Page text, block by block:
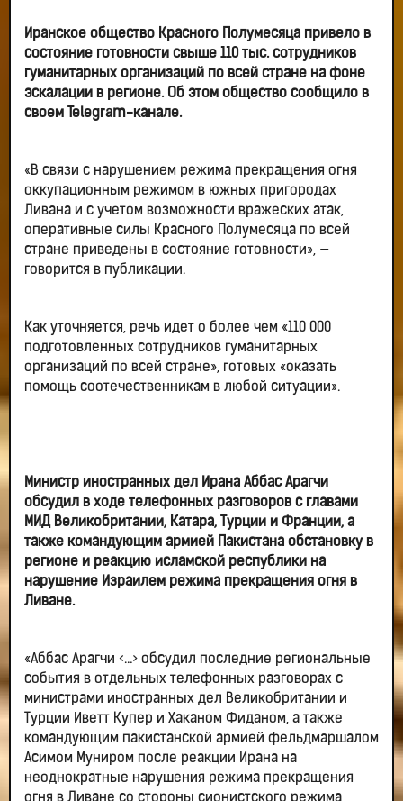
Иранское общество Красного Полумесяца привело в
состояние готовности свыше 110 тыс. сотрудников
гуманитарных организаций по всей стране на фоне
эскалации в регионе. Об этом общество сообщило в
своем Telegram-канале.
«В связи с нарушением режима прекращения огня
оккупационным режимом в южных пригородах
Ливана и с учетом возможности вражеских атак,
оперативные силы Красного Полумесяца по всей
стране приведены в состояние готовности», —
говорится в публикации.
Как уточняется, речь идет о более чем «110 000
подготовленных сотрудников гуманитарных
организаций по всей стране», готовых «оказать
помощь соотечественникам в любой ситуации».
Министр иностранных дел Ирана Аббас Арагчи
обсудил в ходе телефонных разговоров с главами
МИД Великобритании, Катара, Турции и Франции, а
также командующим армией Пакистана обстановку в
регионе и реакцию исламской республики на
нарушение Израилем режима прекращения огня в
Ливане.
«Аббас Арагчи <…> обсудил последние региональные
события в отдельных телефонных разговорах с
министрами иностранных дел Великобритании и
Турции Иветт Купер и Хаканом Фиданом, а также
командующим пакистанской армией фельдмаршалом
Асимом Муниром после реакции Ирана на
неоднократные нарушения режима прекращения